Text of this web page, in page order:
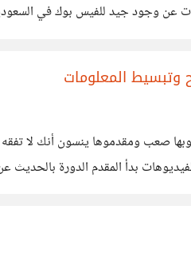
عن وجود جيد للفيس بوك في
المعلومات
صعب ومقدموها ينسون أنك لا